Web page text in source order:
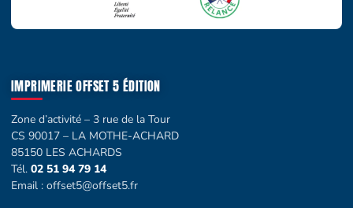
IMPRIMERIE OFFSET 5 ÉDITION
Zone d’activité – 3 rue de la Tour
CS 90017 – LA MOTHE-ACHARD
85150 LES ACHARDS
Tél. 02 51 94 79 14
Email : offset5@offset5.fr